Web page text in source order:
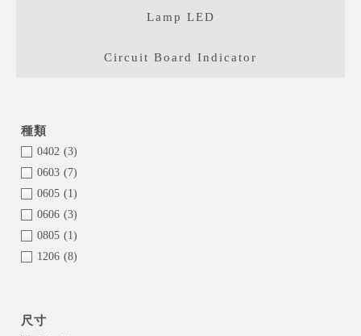
Lamp LED
Circuit Board Indicator
0402 (3)
0603 (7)
0605 (1)
0606 (3)
0805 (1)
1206 (8)
RGB